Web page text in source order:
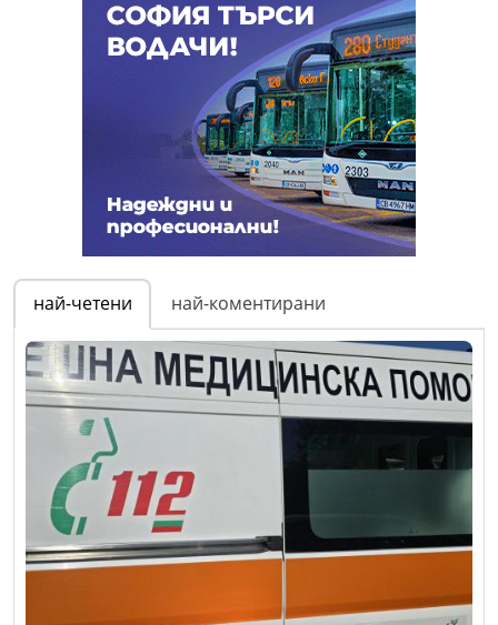
най-четени най-коментирани